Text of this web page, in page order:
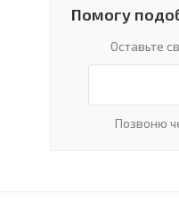
Помогу
Оставьте
Позвоню